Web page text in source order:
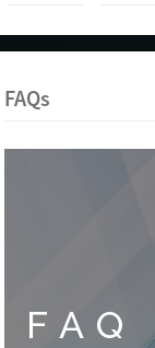
FAQs
FAQ